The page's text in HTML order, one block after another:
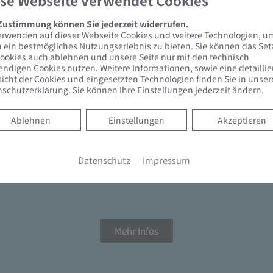
Badumbau wieder verfügbar
als Mieter wieder Zuschüsse für Maßnahmen zur
keine Liefer- und Leistungsverträge abgeschlossen hat.
als Berechnungsgrundlage für den
werden, bis die Fördermittel aufgebraucht sind.
Mehr Infos
können Sie jederzeit widerrufen.
auf dieser Webseite Cookies und weitere Technologien,
ein bestmögliches Nutzungserlebnis zu bieten. Sie können das
auch ablehnen und unsere Seite nur mit den technisch
Cookies nutzen. Weitere Informationen, sowie eine
der Cookies und eingesetzten Technologien finden Sie in
. Sie können Ihre Einstellungen jederzeit ändern.
Akzeptieren
Einstellungen
Ablehnen
Ablehnen
Datenschutz Impressum